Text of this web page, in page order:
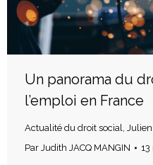
Un panorama du
l’emploi en France
Actualité du droit social
Par Judith JACQ MANGIN